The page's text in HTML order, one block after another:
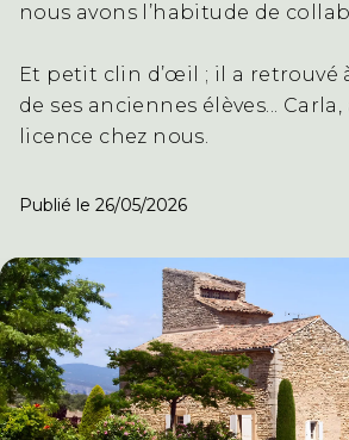
nous avons l’habitude de
Et petit clin d’œil ; il a retrouvé
de ses anciennes élèves...
licence chez nous.
Publié le 26/05/2026